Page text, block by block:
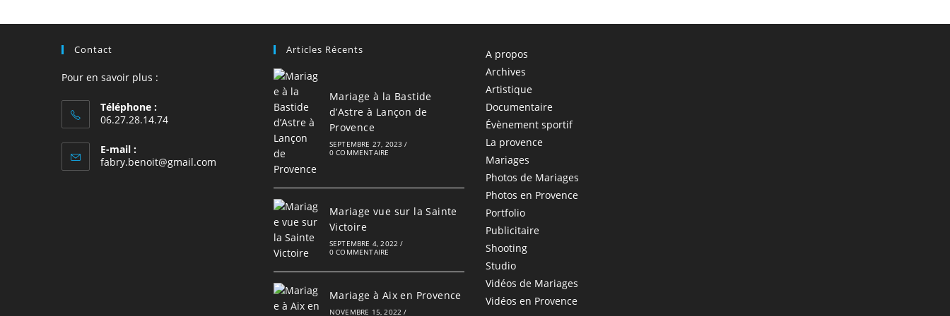
Contact
Pour en savoir plus :
Téléphone :
06.27.28.14.74
E-mail :
fabry.benoit@gmail.com
Articles Récents
Mariage à la Bastide
d’Astre à Lançon de
Provence
SEPTEMBRE 27, 2023 /
0 COMMENTAIRE
Mariage vue sur la Sainte
Victoire
SEPTEMBRE 4, 2022 /
0 COMMENTAIRE
Mariage à Aix en Provence
NOVEMBRE 15, 2022 /
A propos
Archives
Artistique
Documentaire
Évènement sportif
La provence
Mariages
Photos de Mariages
Photos en Provence
Portfolio
Publicitaire
Shooting
Studio
Vidéos de Mariages
Vidéos en Provence